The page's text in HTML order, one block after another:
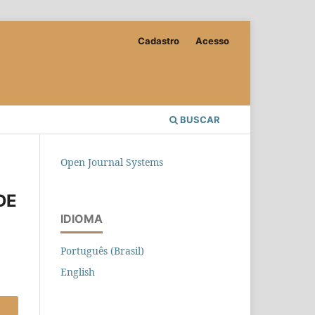
BUSCAR
Cadastro Acesso
Open Journal Systems
IDIOMA
Português (Brasil)
English